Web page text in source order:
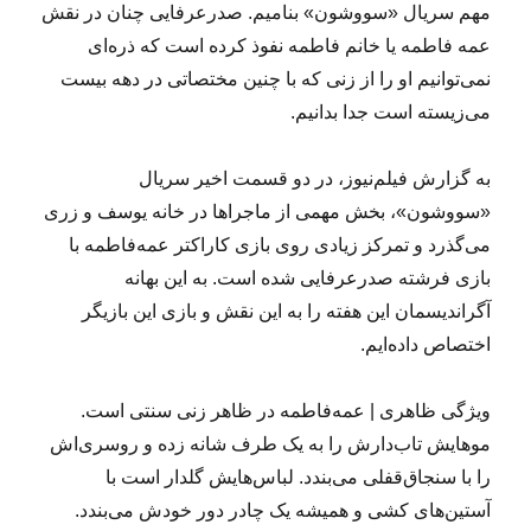
مهم سریال «سووشون» بنامیم. صدرعرفایی چنان در نقش
عمه فاطمه یا خانم فاطمه نفوذ کرده است که ذره‌ای
نمی‌توانیم او را از زنی که با چنین مختصاتی در دهه بیست
می‌زیسته است جدا بدانیم.
به گزارش فیلم‌نیوز، در دو قسمت اخیر سریال
«سووشون»، بخش مهمی از ماجراها در خانه یوسف و زری
می‌گذرد و تمرکز زیادی روی بازی کاراکتر عمه‌فاطمه با
بازی فرشته صدرعرفایی شده است. به این بهانه
آگراندیسمان این هفته را به این نقش و بازی این بازیگر
اختصاص داده‌ایم.
ویژگی ظاهری | عمه‌فاطمه در ظاهر زنی سنتی است.
موهایش تاب‌دارش را به یک طرف شانه زده و روسری‌اش
را با سنجاق‌قفلی می‌بندد. لباس‌هایش گلدار است با
آستین‌های کشی و همیشه یک چادر دور خودش می‌بندد.